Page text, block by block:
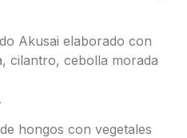
Akusai elaborado con
cilantro, cebolla morada
hongos con vegetales